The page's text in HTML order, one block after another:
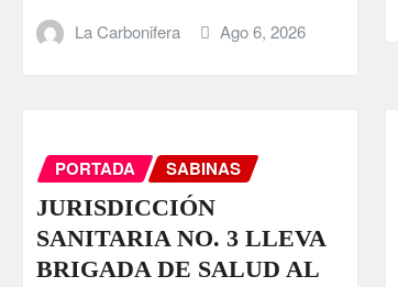
La Carbonifera Ago 6, 2026
PORTADA SABINAS
JURISDICCIÓN
SANITARIA NO. 3 LLEVA
BRIGADA DE SALUD AL